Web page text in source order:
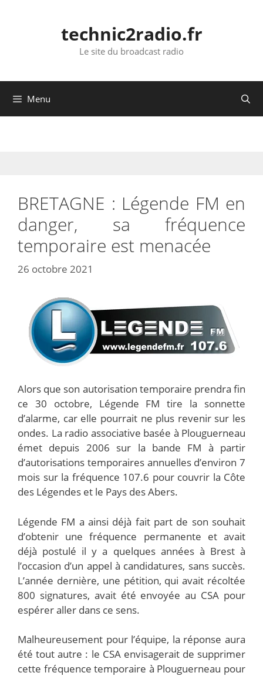
technic2radio.fr
Le site du broadcast radio
Menu
BRETAGNE : Légende FM en
danger, sa fréquence
temporaire est menacée
26 octobre 2021
Alors que son autorisation temporaire prendra fin
ce 30 octobre, Légende FM tire la sonnette
d’alarme, car elle pourrait ne plus revenir sur les
ondes. La radio associative basée à Plouguerneau
émet depuis 2006 sur la bande FM à partir
d’autorisations temporaires annuelles d’environ 7
mois sur la fréquence 107.6 pour couvrir la Côte
des Légendes et le Pays des Abers.
Légende FM a ainsi déjà fait part de son souhait
d’obtenir une fréquence permanente et avait
déjà postulé il y a quelques années à Brest à
l’occasion d’un appel à candidatures, sans succès.
L’année dernière, une pétition, qui avait récoltée
800 signatures, avait été envoyée au CSA pour
espérer aller dans ce sens.
Malheureusement pour l’équipe, la réponse aura
été tout autre : le CSA envisagerait de supprimer
cette fréquence temporaire à Plouguerneau pour